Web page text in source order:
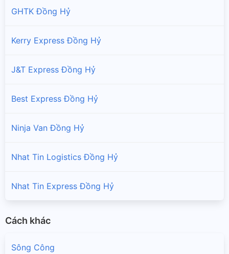
GHTK Đồng Hỷ
Kerry Express Đồng Hỷ
J&T Express Đồng Hỷ
Best Express Đồng Hỷ
Ninja Van Đồng Hỷ
Nhat Tin Logistics Đồng Hỷ
Nhat Tin Express Đồng Hỷ
Cách khác
Sông Công